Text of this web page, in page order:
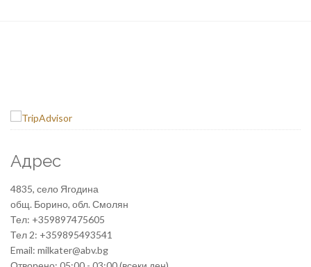
Адрес
4835, село Ягодина
общ. Борино, обл. Смолян
Тел: +359897475605
Тел 2: +359895493541
Email: milkater@abv.bg